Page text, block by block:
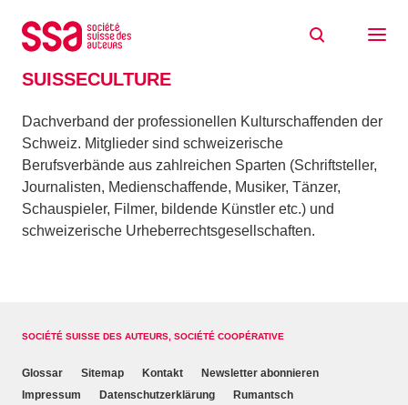
SUISSECULTURE
Dachverband der professionellen Kulturschaffenden der
Schweiz. Mitglieder sind schweizerische
Berufsverbände aus zahlreichen Sparten (Schriftsteller,
Journalisten, Medienschaffende, Musiker, Tänzer,
Schauspieler, Filmer, bildende Künstler etc.) und
schweizerische Urheberrechtsgesellschaften.
SOCIÉTÉ SUISSE DES AUTEURS, SOCIÉTÉ COOPÉRATIVE
Glossar Sitemap Kontakt
Newsletter abonnieren
Impressum
Datenschutzerklärung Rumantsch